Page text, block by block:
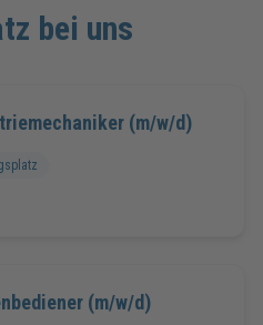
bei uns
(m/w/d)
(m/w/d)